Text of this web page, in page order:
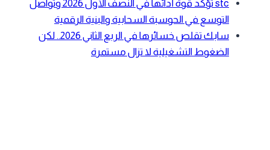
stc تؤكد قوة أدائها في النصف الأول 2026 وتواصل
التوسع في الحوسبة السحابية والبنية الرقمية
سابك تقلص خسائرها في الربع الثاني 2026.. لكن
الضغوط التشغيلية لا تزال مستمرة